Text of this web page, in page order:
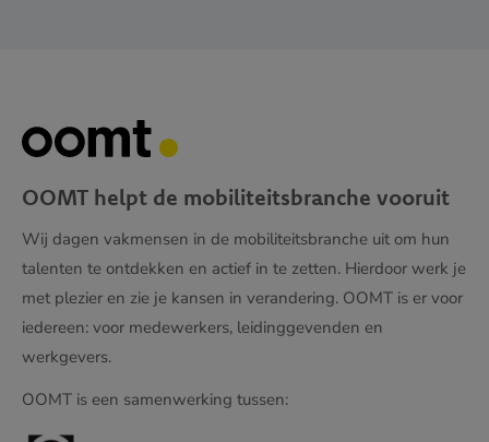
OOMT helpt de mobiliteitsbranche vooruit
Wij dagen vakmensen in de mobiliteitsbranche uit om hun
talenten te ontdekken en actief in te zetten. Hierdoor werk je
met plezier en zie je kansen in verandering. OOMT is er voor
iedereen: voor medewerkers, leidinggevenden en
werkgevers.
OOMT is een samenwerking tussen: